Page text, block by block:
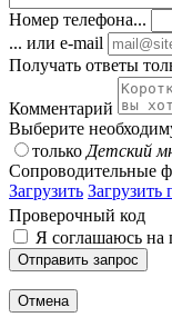
Номер телефона...
... или e-mail
Получать ответы
Комментарий
Выберите
только Детский
Сопроводительные
Загрузить Загрузить
Проверочный код
Я соглашаюсь на
Отправить запрос
Отмена